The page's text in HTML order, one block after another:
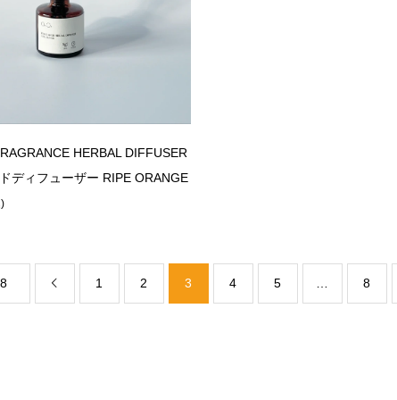
HERBAL DIFFUSER
ディフューザー RIPE ORANGE
 1 2 3 4 5 … 8